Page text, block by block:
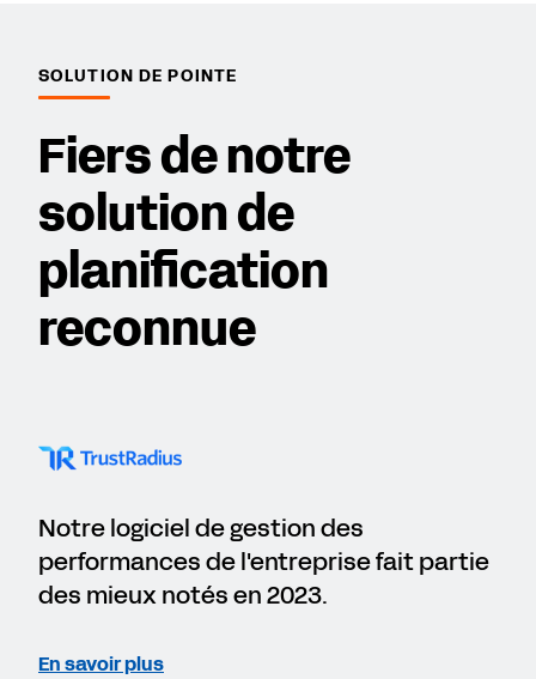
SOLUTION DE POINTE
Fiers de notre
solution de
planification
reconnue
Notre logiciel de gestion des
performances de l'entreprise fait partie
des mieux notés en 2023.
En savoir plus